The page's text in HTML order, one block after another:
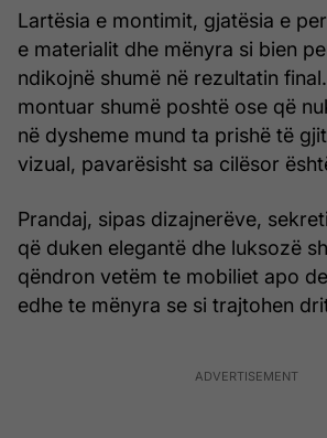
Lartësia e montimit, gjatësia e
e materialit dhe mënyra si bien
ndikojnë shumë në rezultatin
montuar shumë poshtë ose që
në dysheme mund ta prishë të
vizual, pavarësisht sa cilësor
Prandaj, sipas dizajnerëve,
që duken elegantë dhe luksozë
qëndron vetëm te mobiliet apo
edhe te mënyra se si trajtohen